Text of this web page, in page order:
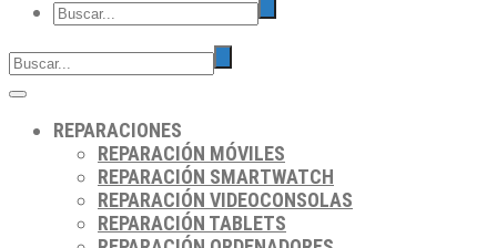
REPARACIONES
REPARACIÓN MÓVILES
REPARACIÓN SMARTWATCH
REPARACIÓN VIDEOCONSOLAS
REPARACIÓN TABLETS